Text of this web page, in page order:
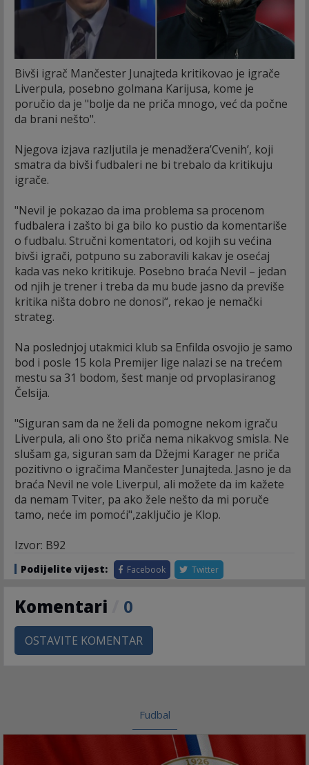
Bivši igrač Mančester Junajteda kritikovao je igrače
Liverpula, posebno golmana Karijusa, kome je
poručio da je "bolje da ne priča mnogo, već da počne
da brani nešto".
Njegova izjava razljutila je menadžera’Cvenih’, koji
smatra da bivši fudbaleri ne bi trebalo da kritikuju
igrače.
"Nevil je pokazao da ima problema sa procenom
fudbalera i zašto bi ga bilo ko pustio da komentariše
o fudbalu. Stručni komentatori, od kojih su većina
bivši igrači, potpuno su zaboravili kakav je osećaj
kada vas neko kritikuje. Posebno braća Nevil – jedan
od njih je trener i treba da mu bude jasno da previše
kritika ništa dobro ne donosi“, rekao je nemački
strateg.
Na poslednjoj utakmici klub sa Enfilda osvojio je samo
bod i posle 15 kola Premijer lige nalazi se na trećem
mestu sa 31 bodom, šest manje od prvoplasiranog
Čelsija.
"Siguran sam da ne želi da pomogne nekom igraču
Liverpula, ali ono što priča nema nikakvog smisla. Ne
slušam ga, siguran sam da Džejmi Karager ne priča
pozitivno o igračima Mančester Junajteda. Jasno je da
braća Nevil ne vole Liverpul, ali možete da im kažete
da nemam Tviter, pa ako žele nešto da mi poruče
tamo, neće im pomoći",zaključio je Klop.
Izvor: B92
Podijelite vijest: Facebook Twitter
Komentari 0
OSTAVITE KOMENTAR
Fudbal